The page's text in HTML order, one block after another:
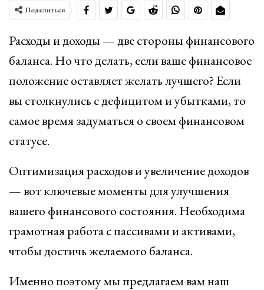
Поделиться
Расходы и доходы — две стороны финансового
баланса. Но что делать, если ваше финансовое
положение оставляет желать лучшего? Если
вы столкнулись с дефицитом и убытками, то
самое время задуматься о своем финансовом
статусе.
Оптимизация расходов и увеличение доходов
— вот ключевые моменты для улучшения
вашего финансового состояния. Необходима
грамотная работа с пассивами и активами,
чтобы достичь желаемого баланса.
Именно поэтому мы предлагаем вам наш